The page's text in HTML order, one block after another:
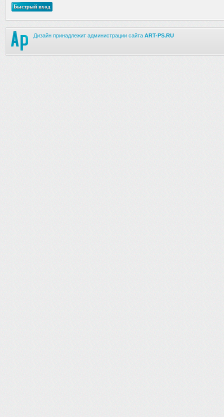
Дизайн принадлежит администрации сайта ART-PS.RU